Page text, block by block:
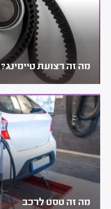
מה זה רצועת טיימינג?
מה זה טסט לרכב